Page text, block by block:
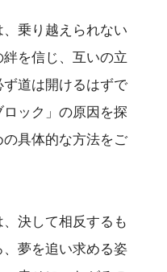
乗り越えられない
を信じ、互いの立
道は開けるはずで
ック」の原因を探
具体的な方法をご
決して相反するも
夢を追い求める姿